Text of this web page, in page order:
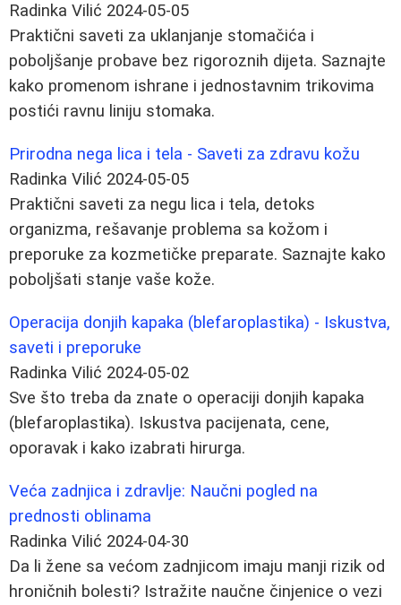
Radinka Vilić 2024-05-05
Praktični saveti za uklanjanje stomačića i
poboljšanje probave bez rigoroznih dijeta. Saznajte
kako promenom ishrane i jednostavnim trikovima
postići ravnu liniju stomaka.
Prirodna nega lica i tela - Saveti za zdravu kožu
Radinka Vilić 2024-05-05
Praktični saveti za negu lica i tela, detoks
organizma, rešavanje problema sa kožom i
preporuke za kozmetičke preparate. Saznajte kako
poboljšati stanje vaše kože.
Operacija donjih kapaka (blefaroplastika) - Iskustva,
saveti i preporuke
Radinka Vilić 2024-05-02
Sve što treba da znate o operaciji donjih kapaka
(blefaroplastika). Iskustva pacijenata, cene,
oporavak i kako izabrati hirurga.
Veća zadnjica i zdravlje: Naučni pogled na
prednosti oblinama
Radinka Vilić 2024-04-30
Da li žene sa većom zadnjicom imaju manji rizik od
hroničnih bolesti? Istražite naučne činjenice o vezi